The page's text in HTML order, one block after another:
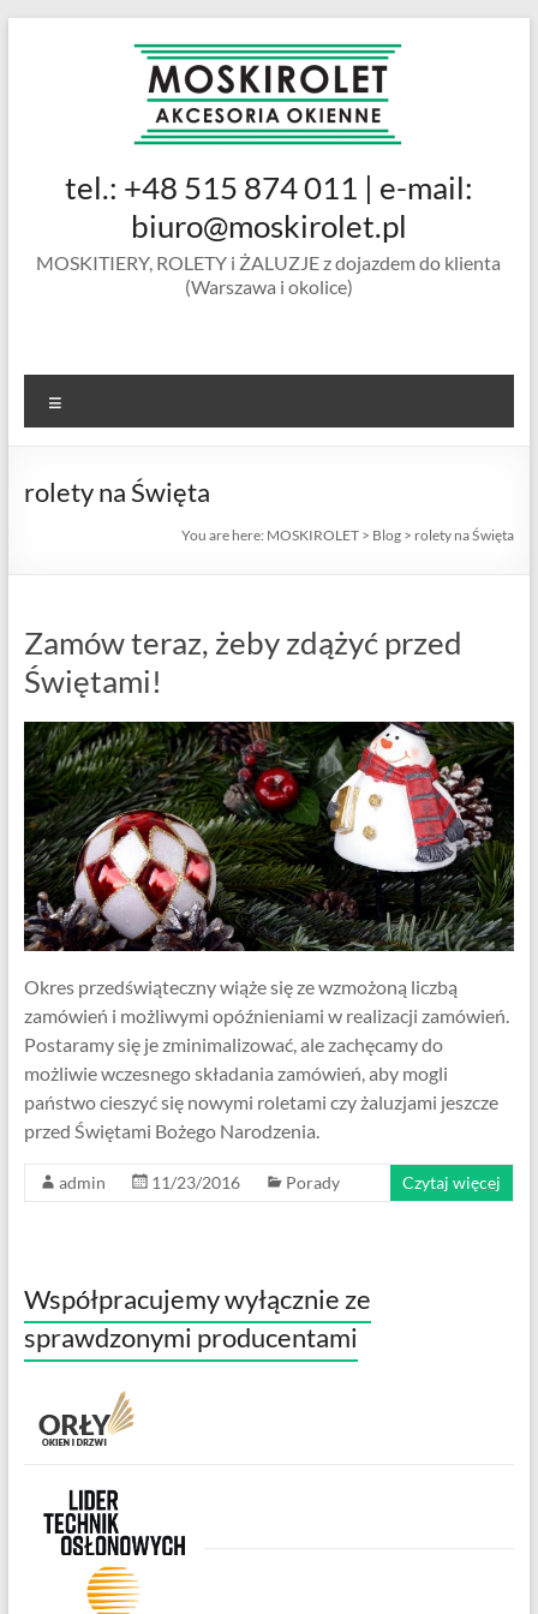
MOSKIROLET
siatki na
okienne |
ramkowe i
drzwiowe
tel.: +48 515 874 011 | e-mail:
biuro@moskirolet.pl
MOSKITIERY, ROLETY i ŻALUZJE z dojazdem do klienta
(Warszawa i okolice)
rolety na Święta
You are here: MOSKIROLET > Blog > rolety na Święta
Zamów teraz, żeby zdążyć przed
Świętami!
Okres przedświąteczny wiąże się ze wzmożoną liczbą
zamówień i możliwymi opóźnieniami w realizacji zamówień.
Postaramy się je zminimalizować, ale zachęcamy do
możliwie wczesnego składania zamówień, aby mogli
państwo cieszyć się nowymi roletami czy żaluzjami jeszcze
przed Świętami Bożego Narodzenia.
admin 11/23/2016 Porady Czytaj więcej
Współpracujemy wyłącznie ze
sprawdzonymi producentami